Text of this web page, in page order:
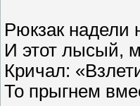
Рюкзак надели
И этот лысый,
Кричал:
То прыгнем